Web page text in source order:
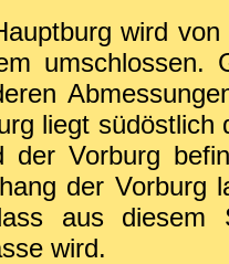
wird
umschlossen.
liegt südöstlich
der Vorburg
der Vorburg
aus diesem
wird.